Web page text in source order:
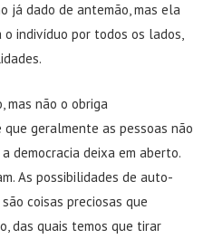
já dado de antemão, mas ela
indivíduo por todos os lados,
mas não o obriga
geralmente as pessoas não
democracia deixa em aberto.
As possibilidades de auto-
coisas preciosas que
das quais temos que tirar